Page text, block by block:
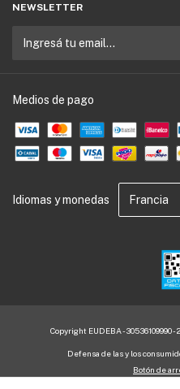
NEWSLETTER
Medios de pago
Idiomas y monedas
Copyright EUDEBA - 30536109990
Defensa de las y los
Botón de